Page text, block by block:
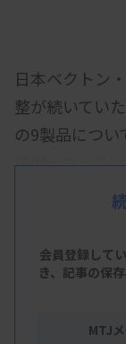
日本ベクトン
整が続いてい
の9製品につい
原因となって
ン不具合が解
当初1月に予
付に前倒しする
同社は9月9日
したものの、
会員登録して
き、 記事の保
MTJ